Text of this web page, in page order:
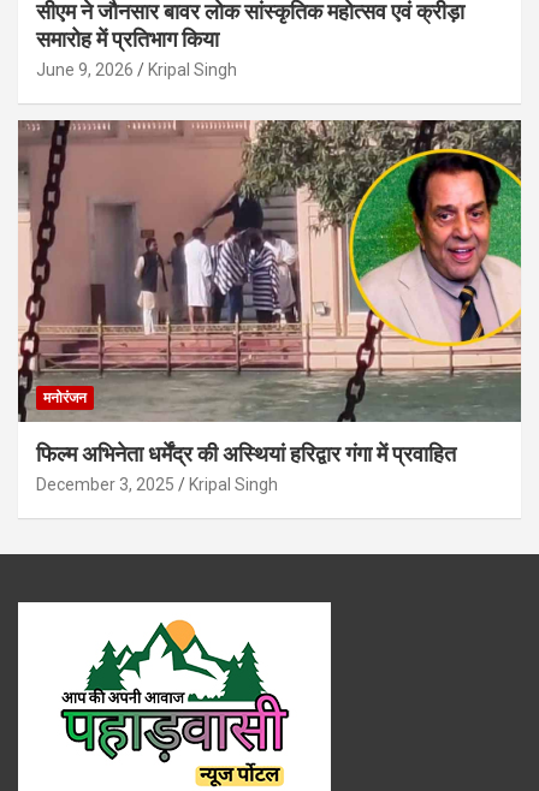
सीएम ने जौनसार बावर लोक सांस्कृतिक महोत्सव एवं क्रीड़ा
समारोह में प्रतिभाग किया
June 9, 2026 Kripal Singh
मनोरंजन
फिल्म अभिनेता धर्मेंद्र की अस्थियां हरिद्वार गंगा में प्रवाहित
December 3, 2025 Kripal Singh